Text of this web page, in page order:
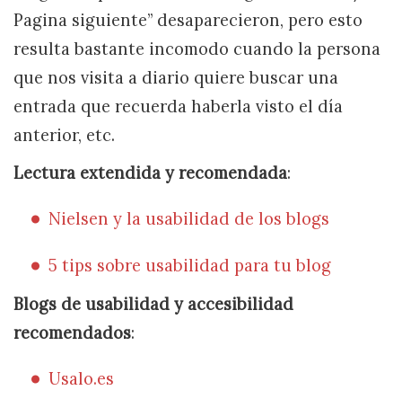
Pagina siguiente” desaparecieron, pero esto
resulta bastante incomodo cuando la persona
que nos visita a diario quiere buscar una
entrada que recuerda haberla visto el día
anterior, etc.
Lectura extendida y recomendada:
Nielsen y la usabilidad de los blogs
5 tips sobre usabilidad para tu blog
Blogs de usabilidad y accesibilidad
recomendados:
Usalo.es